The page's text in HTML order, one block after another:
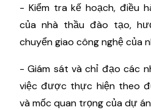
- Kiểm tra kế hoạch, điều
của nhà thầu đào tạo,
chuyển giao công nghệ của
- Giám sát và chỉ đạo các
việc được thực hiện theo
và mốc quan trọng của dự